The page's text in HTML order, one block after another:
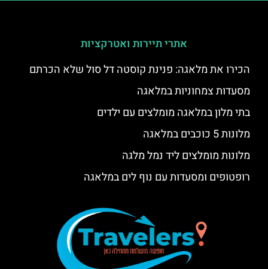
אתרי תיירות ואטרקציות
הכירו את מלאגה: פנינת קוסטה דל סול שלא הכרתם
מסעדות צמחוניות במלאגה
בתי מלון במלאגה מומלצים עם ילדים
מלונות 5 כוכבים במלאגה
מלונות מומלצים ליד נמל מלגה
רופטופים ומסעדות עם נוף לים במלאגה